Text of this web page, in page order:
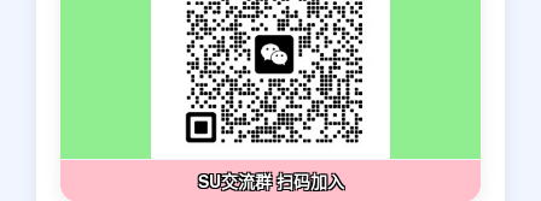
SU交流群 扫码加入